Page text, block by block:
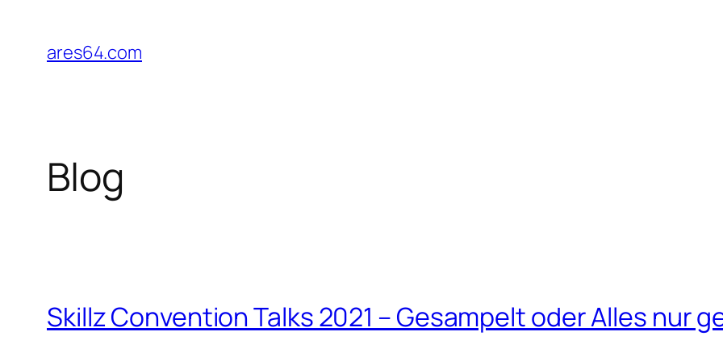
Inhalt
springen
ares64.com
Blog
Skillz Convention Talks 2021 – Gesampelt oder Alles nur